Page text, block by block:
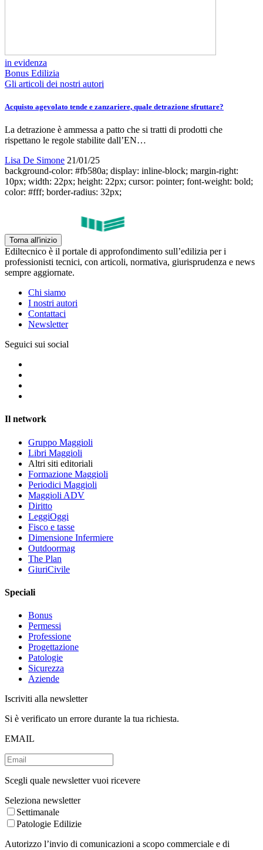
in evidenza
Bonus Edilizia
Gli articoli dei nostri autori
Acquisto agevolato tende e zanzariere, quale detrazione sfruttare?
La detrazione è ammessa a patto che si tratti di prodotti che
rispettano le regole stabilite dall’EN…
Lisa De Simone 21/01/25
background-color: #fb580a; display: inline-block; margin-right:
10px; width: 22px; height: 22px; cursor: pointer; font-weight: bold;
color: #fff; border-radius: 32px;
Torna all'inizio
Ediltecnico è il portale di approfondimento sull’edilizia per i
professionisti tecnici, con articoli, normativa, giurisprudenza e news
sempre aggiornate.
Chi siamo
I nostri autori
Contattaci
Newsletter
Seguici sui social
Il network
Gruppo Maggioli
Libri Maggioli
Altri siti editoriali
Formazione Maggioli
Periodici Maggioli
Maggioli ADV
Diritto
LeggiOggi
Fisco e tasse
Dimensione Infermiere
Outdoormag
The Plan
GiuriCivile
Speciali
Bonus
Permessi
Professione
Progettazione
Patologie
Sicurezza
Aziende
Iscriviti alla newsletter
Si è verificato un errore durante la tua richiesta.
EMAIL
Scegli quale newsletter vuoi ricevere
Seleziona newsletter
Settimanale
Patologie Edilizie
Autorizzo l’invio di comunicazioni a scopo commerciale e di